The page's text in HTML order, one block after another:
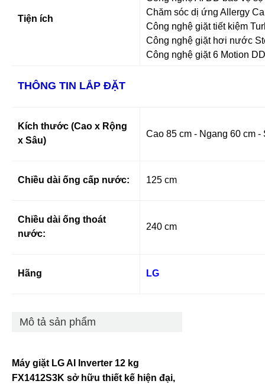
Tiện ích
Chăm sóc dị ứng Allergy
Công nghệ giặt tiết kiệm
Công nghệ giặt hơi nước
Công nghệ giặt 6 Motion DD
THÔNG TIN LẮP ĐẶT
Kích thước (Cao x Rộng
x Sâu)
Cao 85 cm - Ngang 60 cm
Chiều dài ống cấp nước: 125 cm
Chiều dài ống thoát
nước:
240 cm
Hãng LG
Mô tả sản phẩm
Máy giặt LG AI Inverter 12 kg
FX1412S3K sở hữu thiết kế hiện đại,